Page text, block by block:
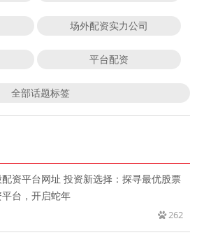
场外配资实力公司
平台配资
全部话题标签
资平台网址 投资新选择：探寻最优股票
台，开启蛇年
262